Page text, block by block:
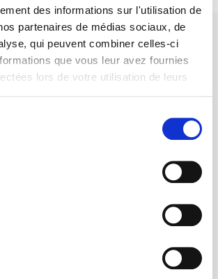
des informations sur l'utilisation de
partenaires de médias sociaux, de
qui peuvent combiner celles-ci
que vous leur avez fournies
lors de votre utilisation de leurs
savoirs et des idées